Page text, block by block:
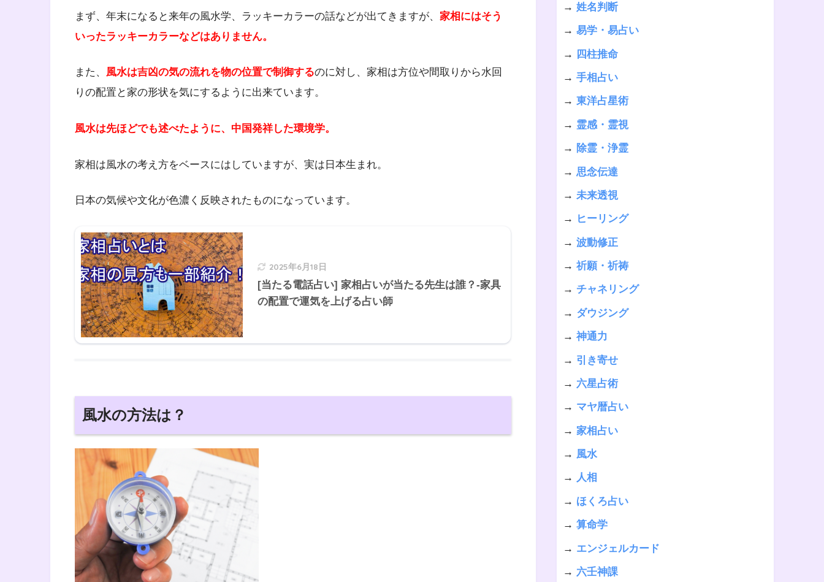
まず、年末になると来年の風水学、ラッキーカラーの話などが出てきますが、 家相にはそう
いったラッキーカラーなどはありません。
また、 風水は吉凶の気の流れを物の位置で制御するのに対し、家相は方位や間取りから水回
りの配置と家の形状を気にするように出来ています。
風水は先ほどでも述べたように、中国発祥した環境学。
家相は風水の考え方をベースにはしていますが、実は日本生まれ。
日本の気候や文化が色濃く反映されたものになっています。
2025年6月18日
[当たる電話占い] 家相占いが当たる先生は誰？-家具
の配置で運気を上げる占い師
風水の方法は？
→ 姓名判断
→ 易学・易占い
→ 四柱推命
→ 手相占い
→ 東洋占星術
→ 霊感・霊視
→ 除霊・浄霊
→ 思念伝達
→ 未来透視
→ ヒーリング
→ 波動修正
→ 祈願・祈祷
→ チャネリング
→ ダウジング
→ 神通力
→ 引き寄せ
→ 六星占術
→ マヤ暦占い
→ 家相占い
→ 風水
→ 人相
→ ほくろ占い
→ 算命学
→ エンジェルカード
→ 六壬神課